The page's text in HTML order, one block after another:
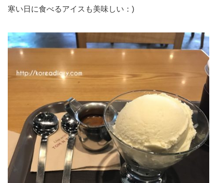
寒い日に食べるアイスも美味しい：)